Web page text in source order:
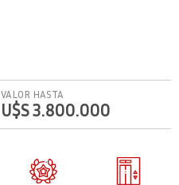
VALOR HASTA
U$S 3.800.000